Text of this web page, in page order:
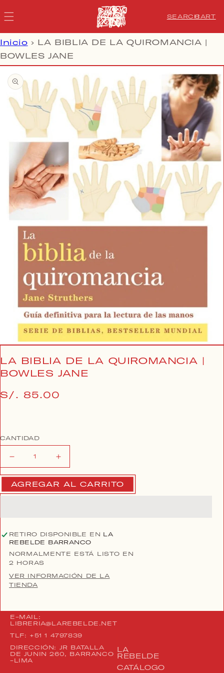
IR DIRECTAMENTE AL
CONTENIDO
SEARCHCART
Inicio › LA BIBLIA DE LA QUIROMANCIA |
BOWLES JANE
IR DIRECTAMENTE A LA
INFORMACIÓN DEL
PRODUCTO
multimedia
de
galería
LA BIBLIA DE LA QUIROMANCIA |
BOWLES JANE
Precio
S/. 85.00
CANTIDAD
Reducir
para
LA
QUIROMANCIA
|
BOWLES
JANE
Aumentar
para
LA
QUIROMANCIA
|
BOWLES
AGREGAR AL CARRITO
RETIRO DISPONIBLE EN LA
REBELDE BARRANCO
NORMALMENTE ESTÁ LISTO EN
2 HORAS
VER INFORMACIÓN DE LA
TIENDA
E-MAIL:
LIBRERIA@LAREBELDE.NET
TLF: +51 1 4797839
DIRECCIÓN: JR BATALLA
DE JUNIN 260, BARRANCO
-LIMA
LA
REBELDE
CATÁLOGO